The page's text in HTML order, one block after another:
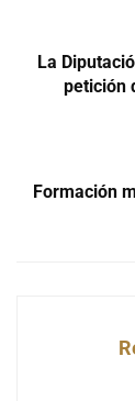
La
petición
Formación